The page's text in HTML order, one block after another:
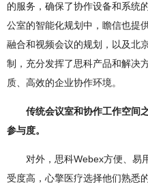
的服务，确保了协作设备和系统
公室的智能化规划中，瞻信也提
融合和视频会议的规划，以及北
制，充分发挥了思科产品和解决
质、高效的企业协作环境。
传统会议室和协作工作空间
参与度。
对外，思科Webex方便、易
受度高，心擎医疗选择他们熟悉